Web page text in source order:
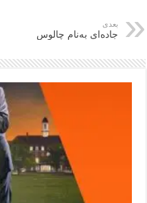
بعدی
جاده‌ای به‌نام چالوس